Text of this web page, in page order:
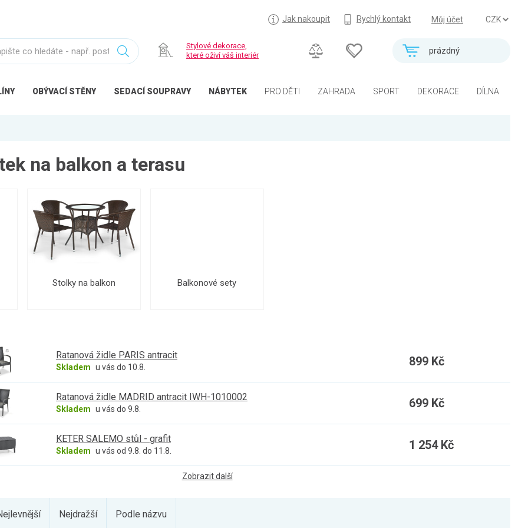
Můj účet
Jak nakoupit Rychlý kontakt
prázdný
Stylové dekorace,
které oživí váš interiér
OBÝVACÍ STĚNY SEDACÍ SOUPRAVY NÁBYTEK PRO DĚTI ZAHRADA SPORT DEKORACE DÍLNA
na balkon a terasu
Stolky na balkon Balkonové sety
Ratanová židle PARIS antracit
Skladem u vás do 10.8. 899 Kč
Ratanová židle MADRID antracit IWH-1010002
Skladem u vás do 9.8. 699 Kč
KETER SALEMO stůl - grafit
Skladem u vás od 9.8. do 11.8. 1 254 Kč
Zobrazit další
Nejdražší Podle názvu